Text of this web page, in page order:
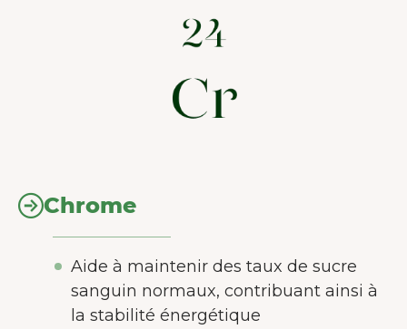
Chrome
Aide à maintenir des taux de sucre
sanguin normaux, contribuant ainsi à
la stabilité énergétique